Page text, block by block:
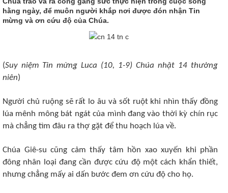
hằng ngày, để muôn người khắp nơi được đón nhận Tin
mừng và ơn cứu độ của Chúa.
(Suy niệm Tin mừng Luca (10, 1-9) Chúa nhật 14 thường
niên)
Người chủ ruộng sẽ rất lo âu và sốt ruột khi nhìn thấy đồng
lúa mênh mông bát ngát của mình đang vào thời kỳ chín rục
mà chẳng tìm đâu ra thợ gặt để thu hoạch lúa về.
Chúa Giê-su cũng cảm thấy tâm hồn xao xuyến khi phần
đông nhân loại đang cần được cứu độ một cách khẩn thiết,
nhưng chẳng mấy ai dấn bước đem ơn cứu độ cho họ.